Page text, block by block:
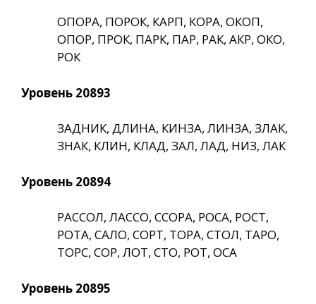
ОПОРА, ПОРОК, КАРП, КОРА, ОКОП,
ОПОР, ПРОК, ПАРК, ПАР, РАК, АКР, ОКО,
РОК
Уровень 20893
ЗАДНИК, ДЛИНА, КИНЗА, ЛИНЗА, ЗЛАК,
ЗНАК, КЛИН, КЛАД, ЗАЛ, ЛАД, НИЗ, ЛАК
Уровень 20894
РАССОЛ, ЛАССО, ССОРА, РОСА, РОСТ,
РОТА, САЛО, СОРТ, ТОРА, СТОЛ, ТАРО,
ТОРС, СОР, ЛОТ, СТО, РОТ, ОСА
Уровень 20895